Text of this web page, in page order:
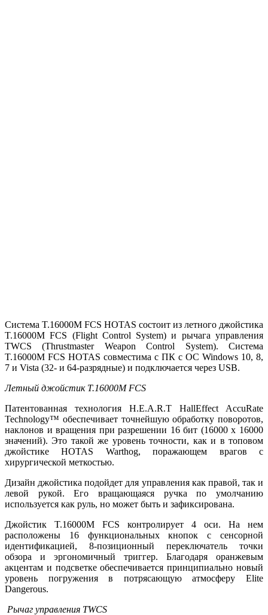
Система T.16000M FCS HOTAS состоит из летного джойстика
T.16000M FCS (Flight Control System) и рычага управления
TWCS (Thrustmaster Weapon Control System). Система
T.16000M FCS HOTAS совместима с ПК с ОС Windows 10, 8,
7 и Vista (32- и 64-разрядные) и подключается через USB.
Летный джойстик T.16000M FCS
Патентованная технология H.E.A.R.T HallEffect AccuRate
Technology™ обеспечивает точнейшую обработку поворотов,
наклонов и вращения при разрешении 16 бит (16000 x 16000
значений). Это такой же уровень точности, как и в топовом
джойстике HOTAS Warthog, поражающем врагов с
хирургической меткостью.
Дизайн джойстика подойдет для управления как правой, так и
левой рукой. Его вращающаяся ручка по умолчанию
используется как руль, но может быть и зафиксирована.
Джойстик T.16000M FCS контролирует 4 оси. На нем
расположены 16 функциональных кнопок с сенсорной
идентификацией, 8-позиционный переключатель точки
обзора и эргономичный триггер. Благодаря оранжевым
акцентам и подсветке обеспечивается принципиально новый
уровень погружения в потрясающую атмосферу Elite
Dangerous.
Рычаг управления TWCS